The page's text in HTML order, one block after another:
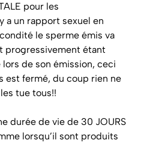
pour les
a un rapport sexuel en
le sperme émis va
progressivement étant
de son émission, ceci
est fermé, du coup rien ne
tue tous!!
durée de vie de 30 JOURS
lorsqu’il sont produits